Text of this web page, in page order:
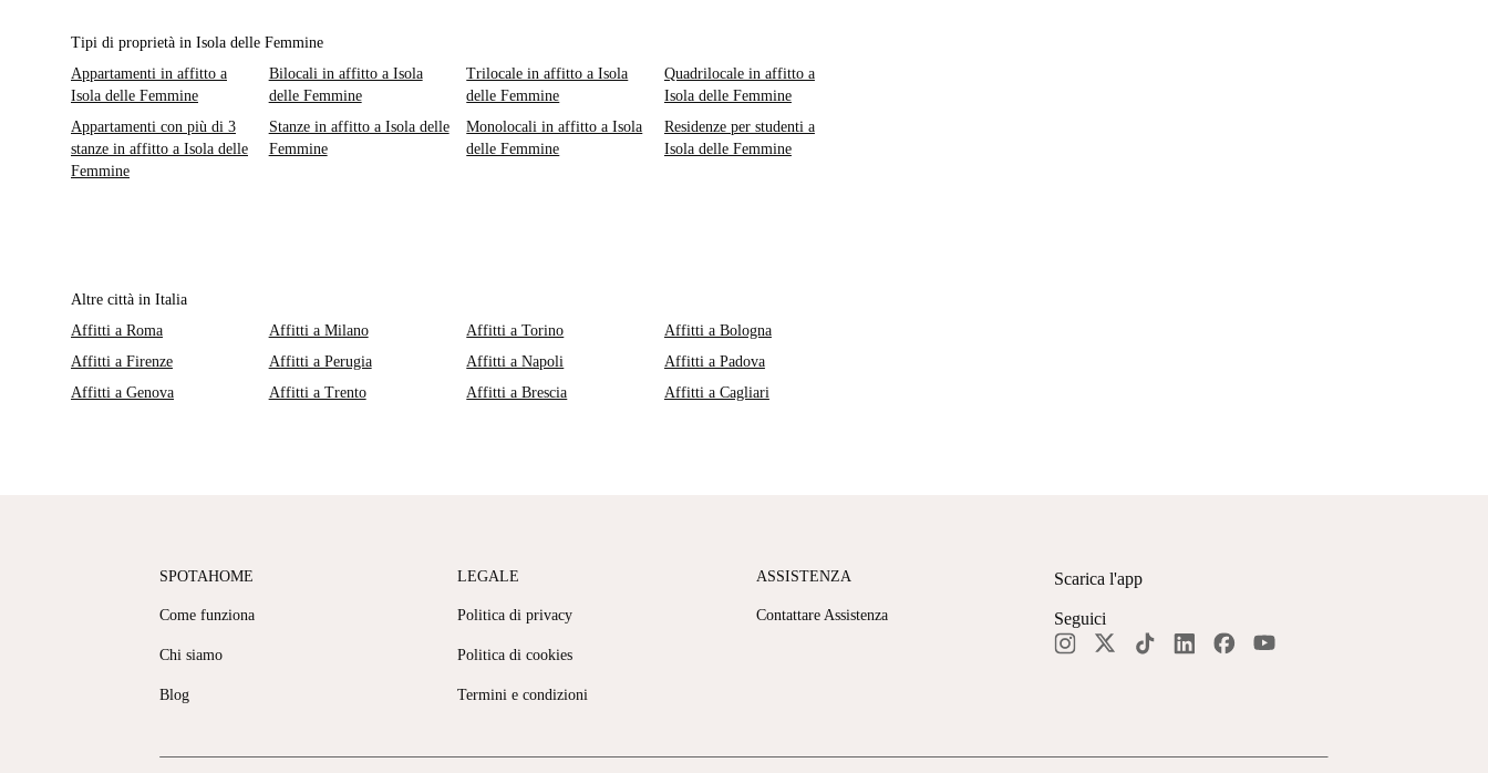
Tipi di proprietà in Isola delle Femmine
Appartamenti in affitto a
Isola delle Femmine
Bilocali in affitto a Isola
delle Femmine
Trilocale in affitto a Isola
delle Femmine
Quadrilocale in affitto a
Isola delle Femmine
Appartamenti con più di 3
stanze in affitto a Isola delle
Femmine
Stanze in affitto a Isola delle
Femmine
Monolocali in affitto a Isola
delle Femmine
Residenze per studenti a
Isola delle Femmine
Altre città in Italia
Affitti a Roma
Affitti a Milano Affitti a Torino
Affitti a Bologna
Affitti a Firenze
Affitti a Perugia Affitti a Napoli
Affitti a Padova
Affitti a Genova
Affitti a Trento Affitti a Brescia Affitti a Cagliari
SPOTAHOME
Come funziona
Chi siamo
Blog
LEGALE
Politica di privacy
Politica di cookies
Termini e condizioni
ASSISTENZA
Contattare Assistenza
Scarica l'app
Seguici